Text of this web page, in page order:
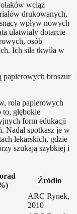
wciąż
drukowanych,
wpływ nowych
ułatwiały dotarcie
osób
Ich siła tkwiła w
rola papierowych
głębokie
form edukacji
Nadal spotkasz je w
lekarskich, gdzie
szukają szybkiej i
Źródło
ARC Rynek,
2010